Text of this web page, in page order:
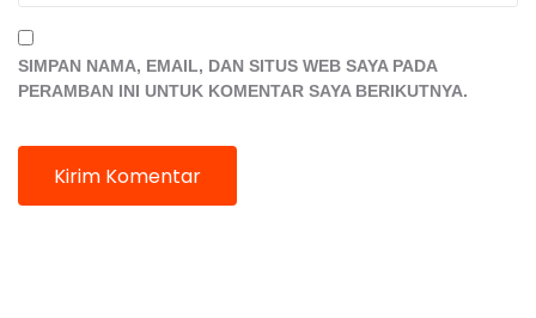
SIMPAN NAMA, EMAIL, DAN SITUS WEB SAYA PADA
PERAMBAN INI UNTUK KOMENTAR SAYA BERIKUTNYA.